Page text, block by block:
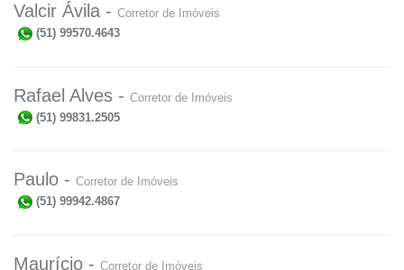
Valcir Ávila - Corretor de Imóveis
(51) 99570.4643
Rafael Alves - Corretor de Imóveis
(51) 99831.2505
Paulo - Corretor de Imóveis
(51) 99942.4867
Maurício - Corretor de Imóveis